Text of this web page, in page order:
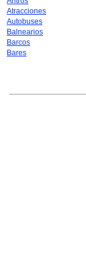
Atracciones
Autobuses
Balnearios
Barcos
Bares